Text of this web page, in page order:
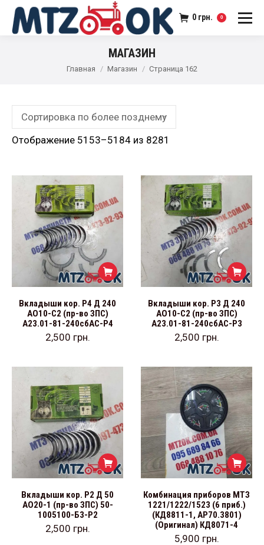
0 грн. 0
МАГАЗИН
Главная Магазин Страница 162
Отображение 5153–5184 из 8281
Вкладыши кор. Р4 Д 240
АО10-С2 (пр-во ЗПС)
А23.01-81-240сбАС-Р4
2,500 грн.
Вкладыши кор. Р3 Д 240
АО10-С2 (пр-во ЗПС)
А23.01-81-240сбАС-Р3
2,500 грн.
Вкладыши кор. Р2 Д 50
АО20-1 (пр-во ЗПС) 50-
1005100-Б3-Р2
2,500 грн.
Комбинация приборов МТЗ
1221/1222/1523 (6 приб.)
(КД8811-1, АР70.3801)
(Оригинал) КД8071-4
5,900 грн.